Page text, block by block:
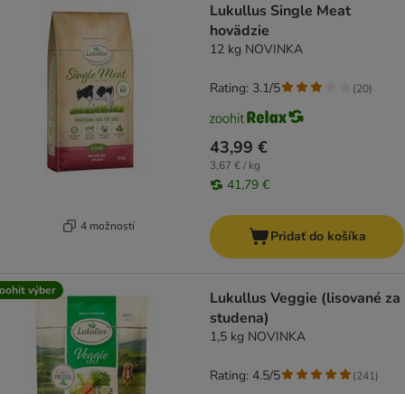
4 možností
Lukullus Single Meat
hovädzie
12 kg NOVINKA
43,99 €
3,67 € / kg
41,79 €
Rating: 3.1/5 (20)
Pridať do košíka
výber
Lukullus Veggie (lisované za
studena)
1,5 kg NOVINKA
Rating: 4.5/5 (241)